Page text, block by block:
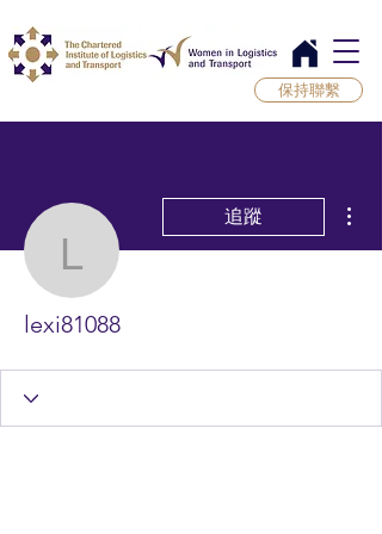
保持聯繫
lexi81088
追蹤
lexi81088